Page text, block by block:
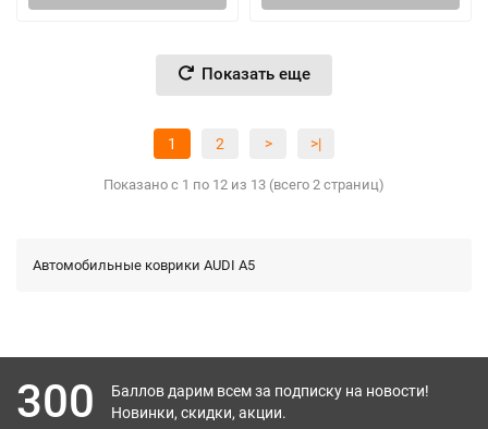
Показать еще
1 2 > >|
Показано с 1 по 12 из 13 (всего 2 страниц)
Автомобильные коврики AUDI A5
300
Баллов дарим всем за подписку на новости!
Новинки, скидки, акции.